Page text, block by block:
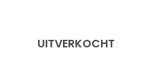
UITVERKOCHT